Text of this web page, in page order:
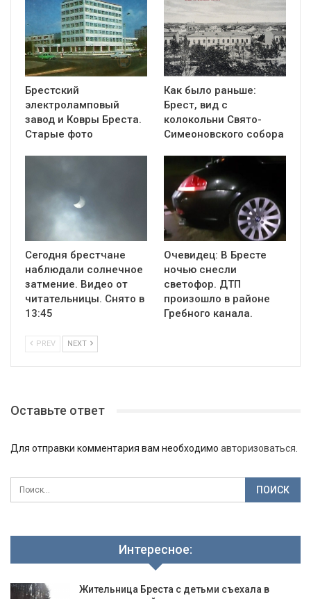
Брестский
электроламповый
завод и Ковры Бреста.
Старые фото
Как было раньше:
Брест, вид с
колокольни Cвято-
Симеоновского собора
Сегодня брестчане
наблюдали солнечное
затмение. Видео от
читательницы. Снято в
13:45
Очевидец: В Бресте
ночью снесли
светофор. ДТП
произошло в районе
Гребного канала.
PREV NEXT
Оставьте ответ
Для отправки комментария вам необходимо авторизоваться.
Интересное:
Жительница Бреста с детьми съехала в